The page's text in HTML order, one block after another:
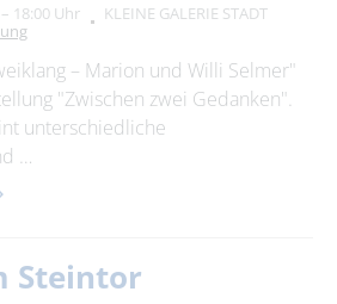
18:00 Uhr
KLEINE GALERIE STADT
– Marion und Willi Selmer"
"Zwischen zwei Gedanken".
unterschiedliche
…
Steintor